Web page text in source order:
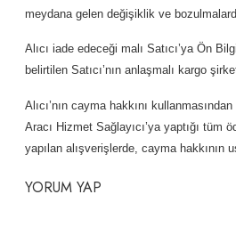
meydana gelen değişiklik ve
Alıcı iade edeceği malı Satıcı’ya Ön
belirtilen Satıcı’nın anlaşmalı kargo
Alıcı’nın cayma hakkını
Aracı Hizmet Sağlayıcı’ya yaptığı
yapılan alışverişlerde, cayma hakkının
YORUM YAP